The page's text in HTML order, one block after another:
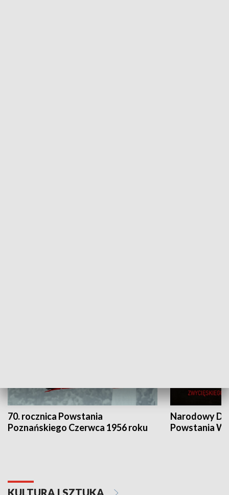
70. rocznica Powstania
Poznańskiego Czerwca 1956 roku
Narodowy
Powstania
KULTURA I SZTUKA